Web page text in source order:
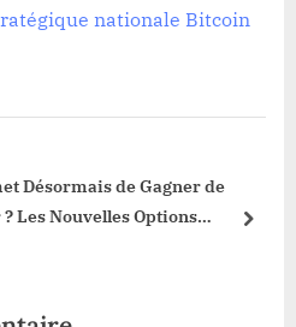
nationale Bitcoin
Désormais de Gagner de
Les Nouvelles Options
next